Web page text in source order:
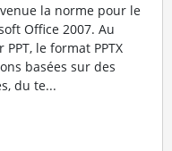
la norme pour le
Office 2007. Au
le format PPTX
basées sur des
du te...